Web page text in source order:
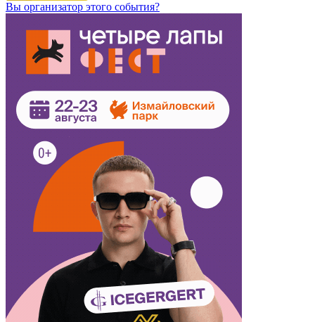
Вы организатор этого события?